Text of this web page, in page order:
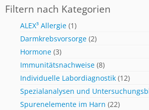
Filtern nach Kategorien
ALEX³ Allergie (1)
Darmkrebsvorsorge (2)
Hormone (3)
Immunitätsnachweise (8)
Individuelle Labordiagnostik (12)
Spezialanalysen und
Spurenelemente im Harn (22)